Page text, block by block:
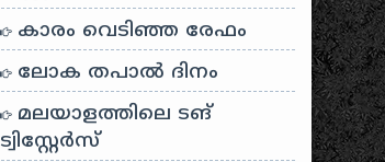
കാരം വെടിഞ്ഞ രേഫം
ലോക തപാൽ ദിനം
മലയാളത്തിലെ ടങ്
ട്വിസ്റ്റേർസ്